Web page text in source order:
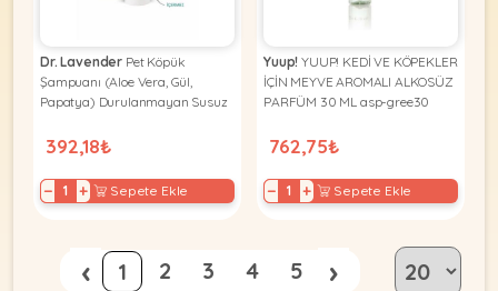
Dr. Lavender Pet Köpük
Şampuanı (Aloe Vera, Gül,
Papatya) Durulanmayan Susuz
392,18₺
− + Sepete Ekle
Yuup! YUUP! KEDİ VE KÖPEKLER
İÇİN MEYVE AROMALI ALKOSÜZ
PARFÜM 30 ML asp-gree30
762,75₺
− + Sepete Ekle
‹ 1 2 3 4 5 ›